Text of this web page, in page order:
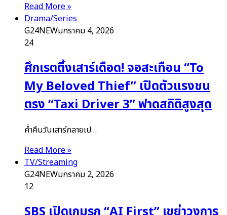
Read More »
Drama/Series
G24NEWมกราคม 4, 2026
24
ศึกเรตติ้งเสาร์เดือด! จอสะเทือน “To
My Beloved Thief” เปิดตัวแรงชน
ตรง “Taxi Driver 3” ฟาดสถิติสูงสุด
ค่ำคืนวันเสาร์กลายเป…
Read More »
TV/Streaming
G24NEWมกราคม 2, 2026
12